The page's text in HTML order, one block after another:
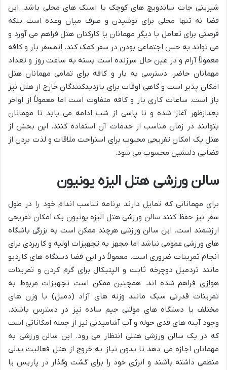
شیرینی جات ساندویچ های کوچک یا اسنک های محلی باشد. این
فضا نه تنها محلی برای نوشیدن و صرف میان وعده است بلکه
فرصتی برای تعامل با دیگر مهمانان یا کارکنان هتل فراهم می آورد و
می تواند به حس اجتماعی بودن در سفر کمک کند. اتمسفر بار و کافه
معمولاً آرام و در عین حال سرزنده است بسته به ساعت روز و تعداد
مهمانان حاضر. دسترسی به بار و کافه برای تمامی مهمانان هتل
امکان پذیر است و گاهی اوقات برای بازدیدکنندگان خارج از هتل نیز
باز است. ساعات کاری بار و کافه متفاوت است اما معمولاً از اواخر
بعدازظهر آغاز شده و تا پاسی از شب ادامه می یابد تا مهمانان
بتوانند در زمان مناسب از خدمات آن استفاده کنند. این بخش از
هتل یک امکان تفریحی محبوب برای استراحت ملاقات و لذت بردن از
فضایی دلنشین محسوب می شود.
سالن ورزشی هتل الیزه یونیون
برای مهمانانی که تمایل دارند برنامه تناسب اندام خود را در طول
سفر نیز حفظ کنند سالن ورزشی هتل الیزه یونیون یک امکان تفریحی
ارزشمند است. این سالن ورزشی هرچند ممکن است به بزرگی باشگاه
های ورزشی عمومی نباشد اما مجهز به تجهیزات اولیه و کاربردی برای
انجام تمرینات ضروری است. معمولاً در این فضا دستگاه های کاردیو
مانند تردمیل دوچرخه ثابت و الپتیکال برای گرم کردن و تمرینات
هوازی فراهم شده اند. همچنین ممکن است تجهیزات مربوط به
تمرینات قدرتی سبک مانند وزنه های آزاد (دمبل) با وزن های
مختلف یا دستگاه های مولتی جیم ساده نیز در دسترس باشند.
وجود آینه های قدی حوله و آب آشامیدنی نیز از جمله امکاناتی است
که در یک سالن ورزشی هتلی انتظار می رود. این سالن ورزشی به
مهمانان اجازه می دهد تا بدون نیاز به خروج از هتل فعالیت بدنی
منظمی داشته باشند و انرژی خود را برای گشت وگذار در پاریس یا